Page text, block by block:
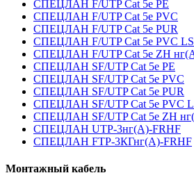
СПЕЦЛАН F/UTP Cat 5e PE
СПЕЦЛАН F/UTP Cat 5e PVC
СПЕЦЛАН F/UTP Cat 5e PUR
СПЕЦЛАН F/UTP Cat 5e PVC
СПЕЦЛАН F/UTP Cat 5e ZH
СПЕЦЛАН SF/UTP Cat 5e PE
СПЕЦЛАН SF/UTP Cat 5e PVC
СПЕЦЛАН SF/UTP Cat 5e PUR
СПЕЦЛАН SF/UTP Cat 5e PVC
СПЕЦЛАН SF/UTP Cat 5e ZH
СПЕЦЛАН UTP-3нг(А)-FRHF
СПЕЦЛАН FTP-3КГнг(А)-FRHF
Монтажный кабель